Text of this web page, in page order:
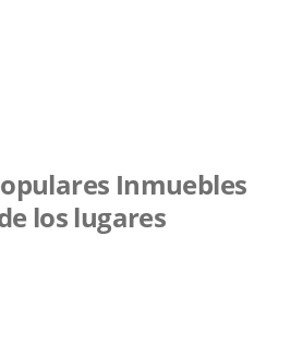
Inmuebles
los lugares